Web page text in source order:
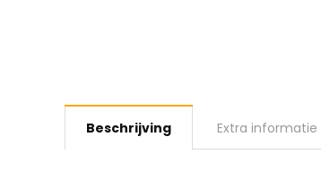
Beschrijving Extra informatie